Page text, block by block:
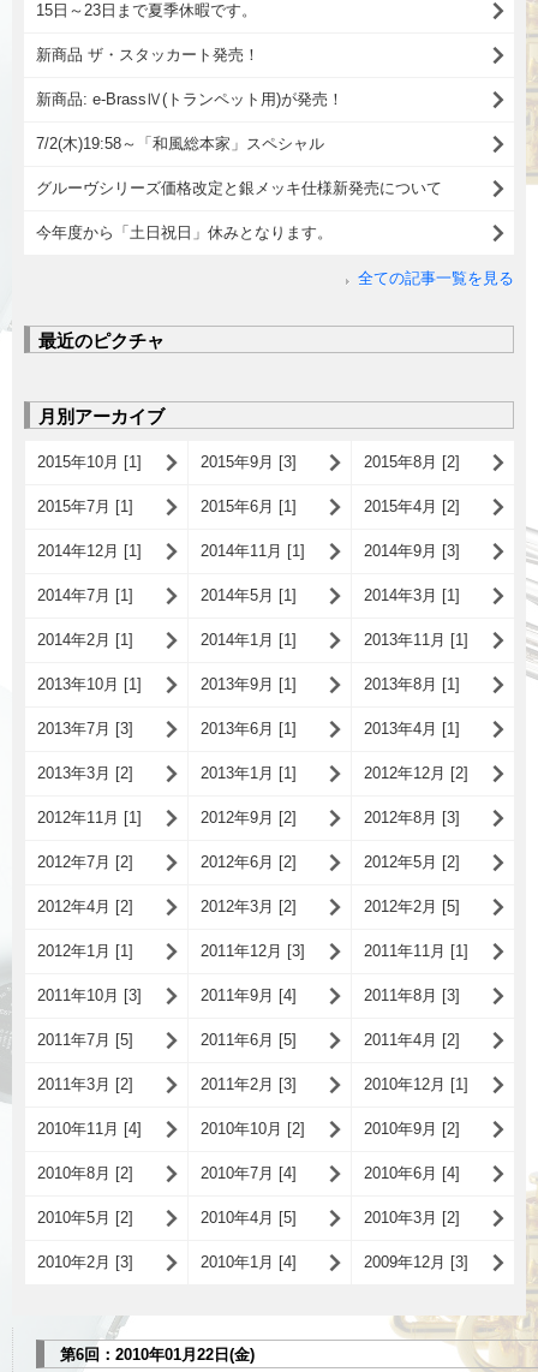
15日～23日まで夏季休暇です。
新商品 ザ・スタッカート発売！
新商品: e-BrassⅣ(トランペット用)が発売！
7/2(木)19:58～「和風総本家」スペシャル
グルーヴシリーズ価格改定と銀メッキ仕様新発売について
今年度から「土日祝日」休みとなります。
全ての記事一覧を見る
最近のピクチャ
月別アーカイブ
2015年10月 [1] 2015年9月 [3] 2015年8月 [2]
2015年7月 [1] 2015年6月 [1] 2015年4月 [2]
2014年12月 [1] 2014年11月 [1] 2014年9月 [3]
2014年7月 [1] 2014年5月 [1] 2014年3月 [1]
2014年2月 [1] 2014年1月 [1] 2013年11月 [1]
2013年10月 [1] 2013年9月 [1] 2013年8月 [1]
2013年7月 [3] 2013年6月 [1] 2013年4月 [1]
2013年3月 [2] 2013年1月 [1] 2012年12月 [2]
2012年11月 [1] 2012年9月 [2] 2012年8月 [3]
2012年7月 [2] 2012年6月 [2] 2012年5月 [2]
2012年4月 [2] 2012年3月 [2] 2012年2月 [5]
2012年1月 [1] 2011年12月 [3] 2011年11月 [1]
2011年10月 [3] 2011年9月 [4] 2011年8月 [3]
2011年7月 [5] 2011年6月 [5] 2011年4月 [2]
2011年3月 [2] 2011年2月 [3] 2010年12月 [1]
2010年11月 [4] 2010年10月 [2] 2010年9月 [2]
2010年8月 [2] 2010年7月 [4] 2010年6月 [4]
2010年5月 [2] 2010年4月 [5] 2010年3月 [2]
2010年2月 [3] 2010年1月 [4] 2009年12月 [3]
第6回：2010年01月22日(金)